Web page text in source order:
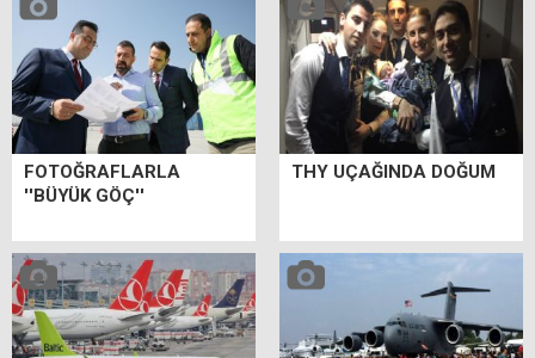
FOTOĞRAFLARLA
''BÜYÜK GÖÇ''
THY UÇAĞINDA DOĞUM